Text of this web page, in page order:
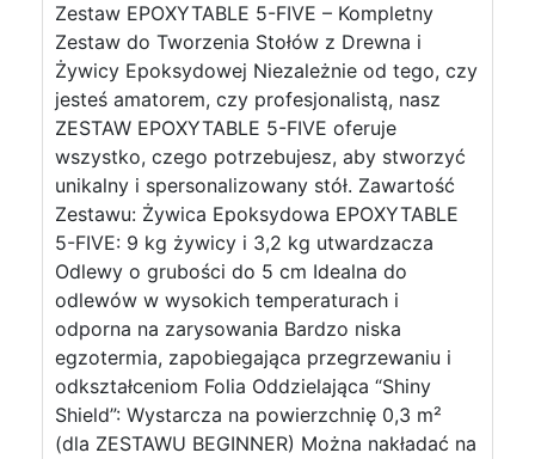
Zestaw EPOXYTABLE 5-FIVE – Kompletny
Zestaw do Tworzenia Stołów z Drewna i
Żywicy Epoksydowej Niezależnie od tego, czy
jesteś amatorem, czy profesjonalistą, nasz
ZESTAW EPOXYTABLE 5-FIVE oferuje
wszystko, czego potrzebujesz, aby stworzyć
unikalny i spersonalizowany stół. Zawartość
Zestawu: Żywica Epoksydowa EPOXYTABLE
5-FIVE: 9 kg żywicy i 3,2 kg utwardzacza
Odlewy o grubości do 5 cm Idealna do
odlewów w wysokich temperaturach i
odporna na zarysowania Bardzo niska
egzotermia, zapobiegająca przegrzewaniu i
odkształceniom Folia Oddzielająca “Shiny
Shield”: Wystarcza na powierzchnię 0,3 m²
(dla ZESTAWU BEGINNER) Można nakładać na